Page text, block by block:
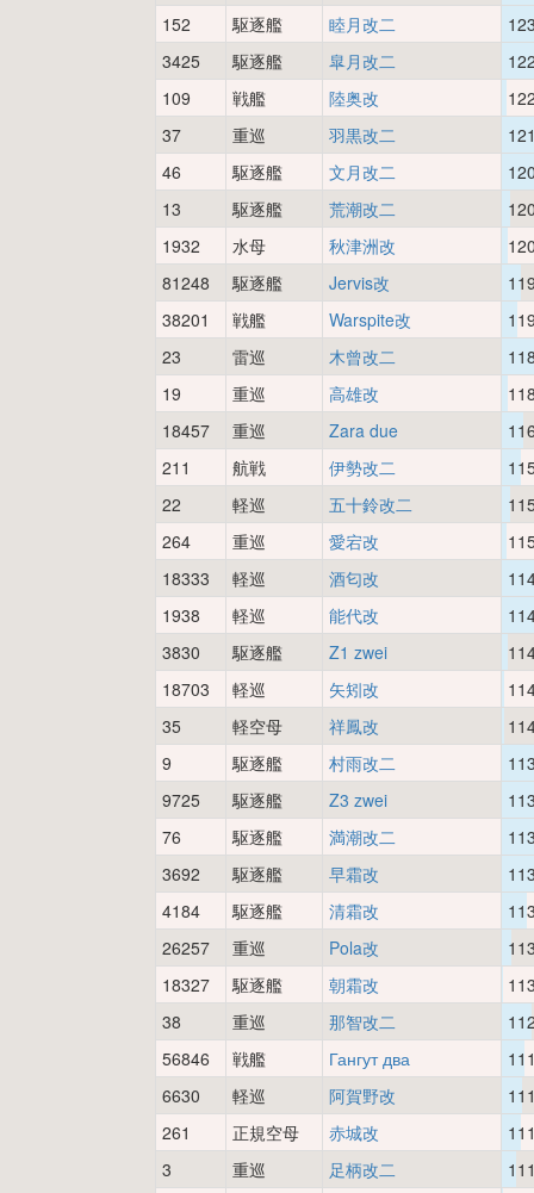
152 駆逐艦 睦月改二
3425
駆逐艦 皐月改二
109
戦艦 陸奥改
37
重巡 羽黒改二
46
駆逐艦 文月改二
13
駆逐艦 荒潮改二
1932
水母 秋津洲改
81248
駆逐艦 Jervis改
38201
戦艦 Warspite改
23
雷巡 木曾改二
19
重巡 高雄改
18457
重巡 Zara due
211
航戦 伊勢改二
22
軽巡 五十鈴改二
264
重巡 愛宕改
18333
軽巡 酒匂改
1938
軽巡 能代改
3830
駆逐艦 Z1 zwei
18703
軽巡 矢矧改
35
軽空母 祥鳳改
9
駆逐艦 村雨改二
9725
駆逐艦 Z3 zwei
76
駆逐艦 満潮改二
3692
駆逐艦 早霜改
4184
駆逐艦 清霜改
26257
重巡 Pola改
18327
駆逐艦 朝霜改
38
重巡 那智改二
56846
戦艦 Гангут два
6630
軽巡 阿賀野改
261
正規空母 赤城改
3
重巡 足柄改二